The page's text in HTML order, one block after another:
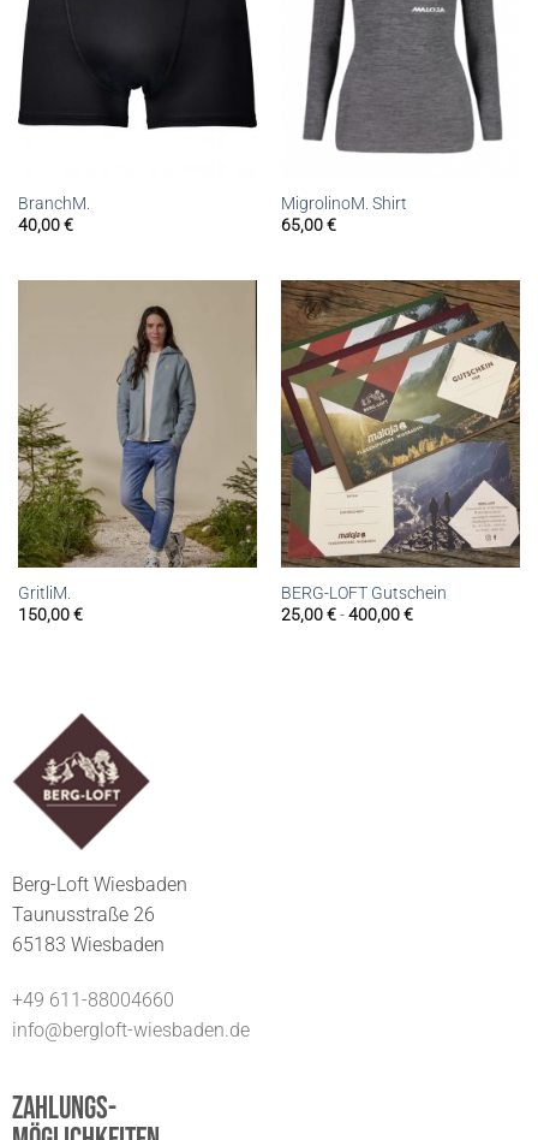
BranchM.
40,00€
MigrolinoM. Shirt
65,00€
GritliM.
150,00€
BERG-LOFT Gutschein
25,00€-400,00€
Berg-Loft Wiesbaden
Taunusstraße 26
65183 Wiesbaden
+49 611-88004660
info@bergloft-wiesbaden.de
Zahlungs-